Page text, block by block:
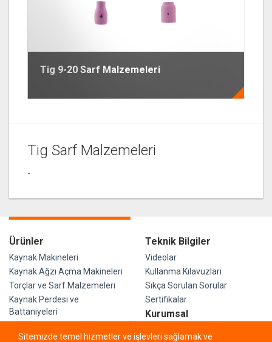
Tig 9-20 Sarf Malzemeleri
Tig Sarf Malzemeleri
-
Ürünler
Kaynak Makineleri
Kaynak Ağzı Açma Makineleri
Torçlar ve Sarf Malzemeleri
Kaynak Perdesi ve
Battaniyeleri
Teknik Bilgiler
Videolar
Kullanma Kılavuzları
Sıkça Sorulan Sorular
Sertifikalar
Kurumsal
Sitemizde temel hizmetler ve işlevleri sağlamak ve